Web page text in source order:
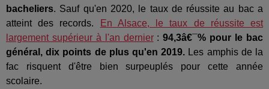
bacheliers. Sauf qu'en 2020, le taux de réussite au bac a
atteint des records.
En Alsace, le taux de réussite est
largement supérieur à l'an dernier:94,3â€¯% pour le bac
général, dix points de plus qu'en 2019. Les amphis de la
fac risquent d'être bien surpeuplés pour cette année
scolaire.